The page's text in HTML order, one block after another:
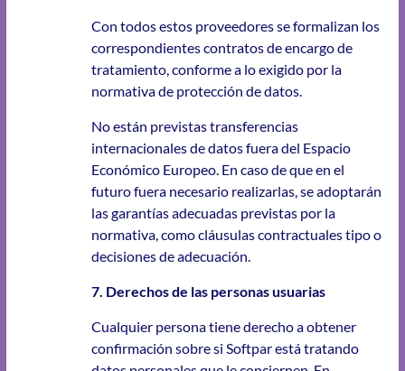
Con todos estos proveedores se formalizan los
correspondientes contratos de encargo de
tratamiento, conforme a lo exigido por la
normativa de protección de datos.
No están previstas transferencias
internacionales de datos fuera del Espacio
Económico Europeo. En caso de que en el
futuro fuera necesario realizarlas, se adoptarán
las garantías adecuadas previstas por la
normativa, como cláusulas contractuales tipo o
decisiones de adecuación.
7. Derechos de las personas usuarias
Cualquier persona tiene derecho a obtener
confirmación sobre si Softpar está tratando